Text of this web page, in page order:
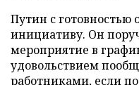
Путин с готовностью
инициативу. Он
мероприятие в
удовольствием
работниками, если